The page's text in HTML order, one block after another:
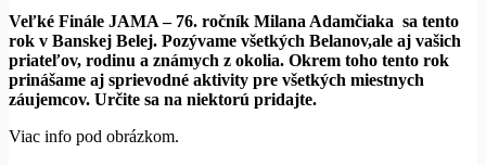
Veľké Finále JAMA – 76. ročník Milana Adamčiaka sa tento
rok v Banskej Belej. Pozývame všetkých Belanov,ale aj vašich
priateľov, rodinu a známych z okolia. Okrem toho tento rok
prinášame aj sprievodné aktivity pre všetkých miestnych
záujemcov. Určite sa na niektorú pridajte.
Viac info pod obrázkom.